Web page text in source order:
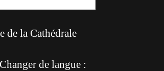
de la Cathédrale
Changer de langue :